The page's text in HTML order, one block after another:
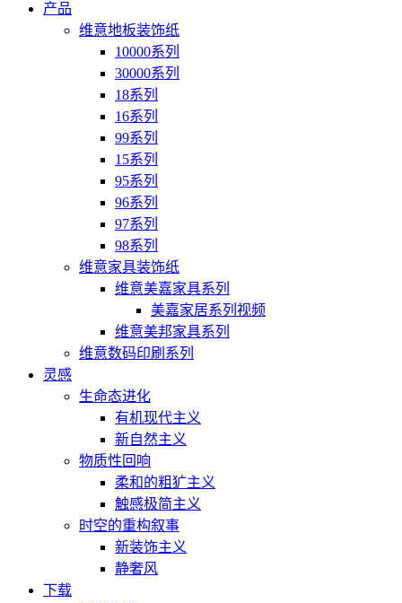
产品
维意地板装饰纸
10000系列
30000系列
18系列
16系列
99系列
15系列
95系列
96系列
97系列
98系列
维意家具装饰纸
维意美嘉家具系列
美嘉家居系列视频
维意美邦家具系列
维意数码印刷系列
灵感
生命态进化
有机现代主义
新自然主义
物质性回响
柔和的粗犷主义
触感极简主义
时空的重构叙事
新装饰主义
静奢风
下载